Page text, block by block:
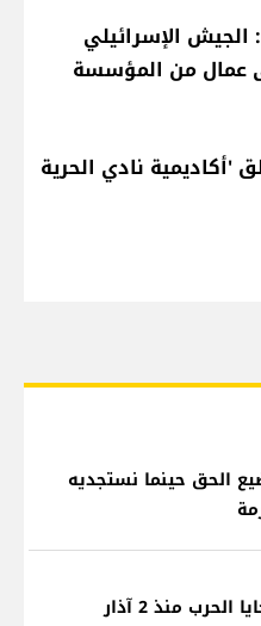
الجيش الإسرائيلي
عمال من المؤسسة
'أكاديمية نادي الحرية
الحق حينما نستجديه
منذ 2 آذار